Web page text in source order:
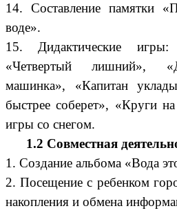
14. Составление памятки
воде».
15. Дидактические
«Четвертый лишний»,
машинка», «Капитан
быстрее соберет», «Круги
игры со снегом.
1.2 Совместная
1. Создание альбома «Вода
2. Посещение с ребенком
накопления и обмена